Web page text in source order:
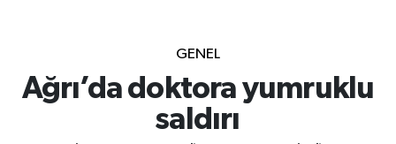
GENEL
Ağrı’da doktora yumruklu
saldırı